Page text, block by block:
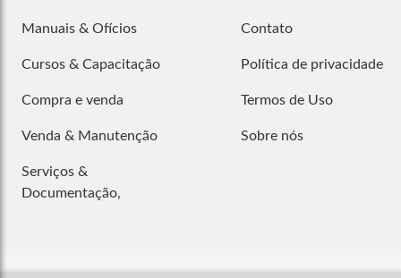
Manuais & Ofícios
Cursos & Capacitação
Compra e venda
Venda & Manutenção
Serviços &
Documentação,
Contato
Política de privacidade
Termos de Uso
Sobre nós